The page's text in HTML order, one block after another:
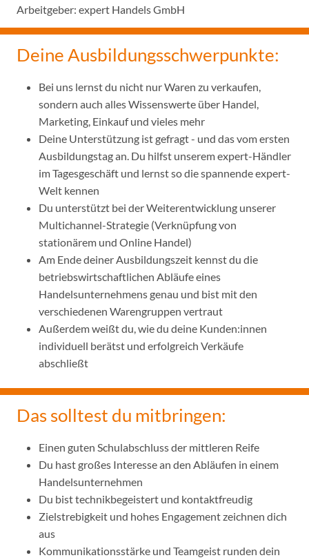
Arbeitgeber: expert Handels GmbH
Deine Ausbildungsschwerpunkte:
Bei uns lernst du nicht nur Waren zu verkaufen,
sondern auch alles Wissenswerte über Handel,
Marketing, Einkauf und vieles mehr
Deine Unterstützung ist gefragt - und das vom ersten
Ausbildungstag an. Du hilfst unserem expert-Händler
im Tagesgeschäft und lernst so die spannende expert-
Welt kennen
Du unterstützt bei der Weiterentwicklung unserer
Multichannel-Strategie (Verknüpfung von
stationärem und Online Handel)
Am Ende deiner Ausbildungszeit kennst du die
betriebswirtschaftlichen Abläufe eines
Handelsunternehmens genau und bist mit den
verschiedenen Warengruppen vertraut
Außerdem weißt du, wie du deine Kunden:innen
individuell berätst und erfolgreich Verkäufe
abschließt
Das solltest du mitbringen:
Einen guten Schulabschluss der mittleren Reife
Du hast großes Interesse an den Abläufen in einem
Handelsunternehmen
Du bist technikbegeistert und kontaktfreudig
Zielstrebigkeit und hohes Engagement zeichnen dich
aus
Kommunikationsstärke und Teamgeist runden dein